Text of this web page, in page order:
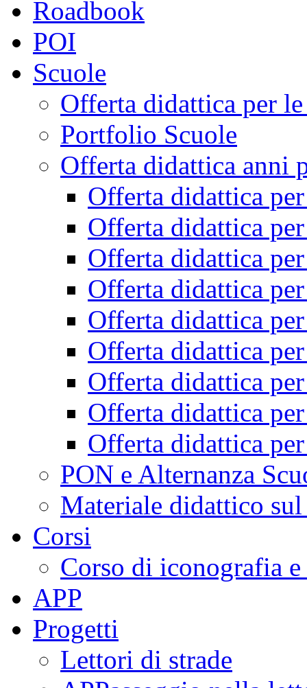
Roadbook
POI
Scuole
Offerta didattica per
Portfolio Scuole
Offerta didattica anni
Offerta didattica
Offerta didattica
Offerta didattica
Offerta didattica
Offerta didattica
Offerta didattica
Offerta didattica
Offerta didattica
Offerta didattica
PON e Alternanza
Materiale didattico
Corsi
Corso di iconografia
APP
Progetti
Lettori di strade